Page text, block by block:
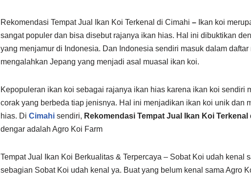
Rekomendasi Tempat Jual Ikan Koi Terkenal di Cimahi –Ikan koi
sangat populer dan bisa disebut rajanya ikan hias. Hal ini dibuktikan
yang menjamur di Indonesia. Dan Indonesia sendiri masuk dalam
mengalahkan Jepang yang menjadi asal muasal ikan koi.
Kepopuleran ikan koi sebagai rajanya ikan hias karena ikan koi sendiri
corak yang berbeda tiap jenisnya. Hal ini menjadikan ikan koi unik dan
hias. Di Cimahisendiri, Rekomendasi Tempat Jual Ikan Koi Terkenal
dengar adalah Agro Koi Farm
Tempat Jual Ikan Koi Berkualitas & Terpercaya – Sobat Koi udah kenal
sebagian Sobat Koi udah kenal ya. Buat yang belum kenal sama Agro